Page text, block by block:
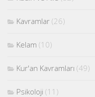
Kavramlar (26)
Kelam (10)
Kur'an Kavramları (49)
Psikoloji (11)